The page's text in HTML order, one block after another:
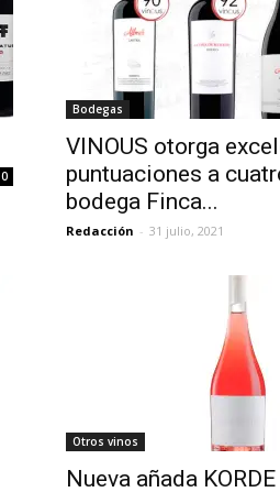
0
Bodegas
VINOUS otorga
puntuaciones a
bodega Finca...
Redacción - 31 julio, 2021
Otros vinos
Nueva añada